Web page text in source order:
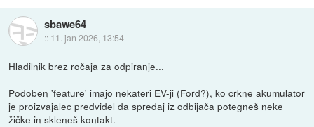
sbawe64
:: 11. jan 2026, 13:54
Hladilnik brez ročaja za odpiranje...
Podoben 'feature' imajo nekateri EV-ji (Ford?), ko crkne akumulator
je proizvajalec predvidel da spredaj iz odbijača potegneš neke
žičke in skleneš kontakt.